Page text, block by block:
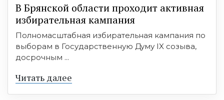
В Брянской области проходит активная
избирательная кампания
Полномасштабная избирательная кампания по
выборам в Государственную Думу IX созыва,
досрочным ...
Читать далее